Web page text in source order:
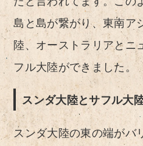
島と島が繋がり、東南ア
陸、オーストラリアとニ
フル大陸ができました。
スンダ大陸とサフル大
スンダ大陸の東の端がバ